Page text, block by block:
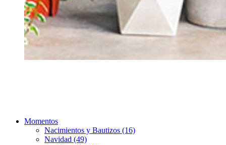
Momentos
Nacimientos y Bautizos (16)
Navidad (49)